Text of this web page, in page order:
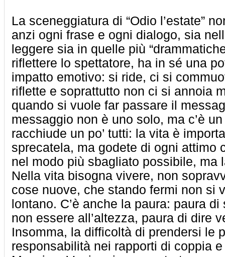
La sceneggiatura di “Odio l’estate”
anzi ogni frase e ogni dialogo, sia
leggere sia in quelle più
riflettere lo spettatore, ha in sé una
impatto emotivo: si ride, ci si
riflette e soprattutto non ci si annoia
quando si vuole far passare il
messaggio non è uno solo, ma c’è
racchiude un po’ tutti: la vita è
sprecatela, ma godete di ogni attimo
nel modo più sbagliato possibile, ma
Nella vita bisogna vivere, non
cose nuove, che stando fermi non si
lontano. C’è anche la paura: paura
non essere all’altezza, paura di dire
Insomma, la difficoltà di prendersi le
responsabilità nei rapporti di coppia